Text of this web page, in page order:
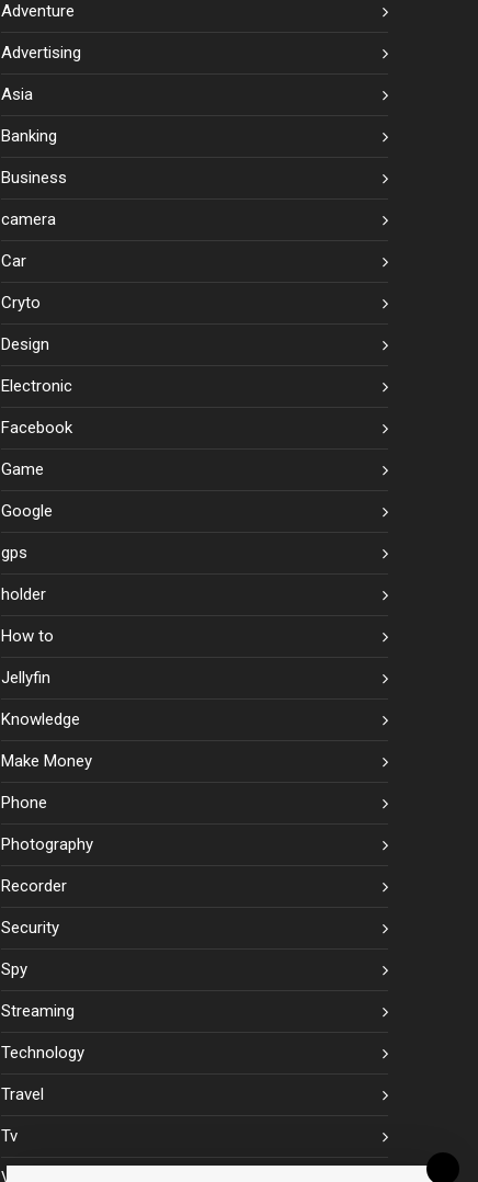
Adventure
Advertising
Asia
Banking
Business
camera
Car
Cryto
Design
Electronic
Facebook
Game
Google
gps
holder
How to
Jellyfin
Knowledge
Make Money
Phone
Photography
Recorder
Security
Spy
Streaming
Technology
Travel
Tv
Vpn